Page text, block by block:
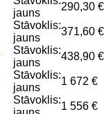
jauns
290,30 €
Stāvoklis:
jauns
371,60 €
Stāvoklis:
jauns
438,90 €
Stāvoklis:
jauns
1 672 €
Stāvoklis:
1 556 €